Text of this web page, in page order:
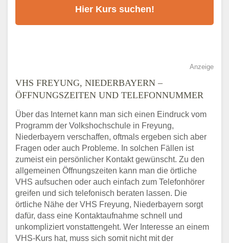
Anzeige
VHS FREYUNG, NIEDERBAYERN –
ÖFFNUNGSZEITEN UND TELEFONNUMMER
Über das Internet kann man sich einen Eindruck vom
Programm der Volkshochschule in Freyung,
Niederbayern verschaffen, oftmals ergeben sich aber
Fragen oder auch Probleme. In solchen Fällen ist
zumeist ein persönlicher Kontakt gewünscht. Zu den
allgemeinen Öffnungszeiten kann man die örtliche
VHS aufsuchen oder auch einfach zum Telefonhörer
greifen und sich telefonisch beraten lassen. Die
örtliche Nähe der VHS Freyung, Niederbayern sorgt
dafür, dass eine Kontaktaufnahme schnell und
unkompliziert vonstattengeht. Wer Interesse an einem
VHS-Kurs hat, muss sich somit nicht mit der